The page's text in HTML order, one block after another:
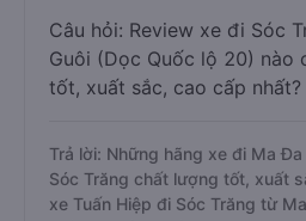
Câu hỏi: Review xe đi Sóc
Guôi (Dọc Quốc lộ 20) nào
tốt, xuất sắc, cao cấp nhất?
Trả lời: Những hãng xe đi Ma
Sóc Trăng chất lượng tốt, xuất
xe Tuấn Hiệp đi Sóc Trăng từ